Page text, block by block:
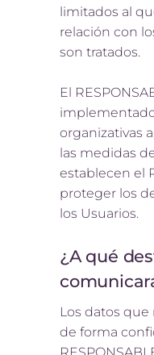
limitados al
relación con
son tratados.
El
organizativas
las medidas
establecen el
proteger los
los Usuarios.
¿A qué
Los datos que
de forma